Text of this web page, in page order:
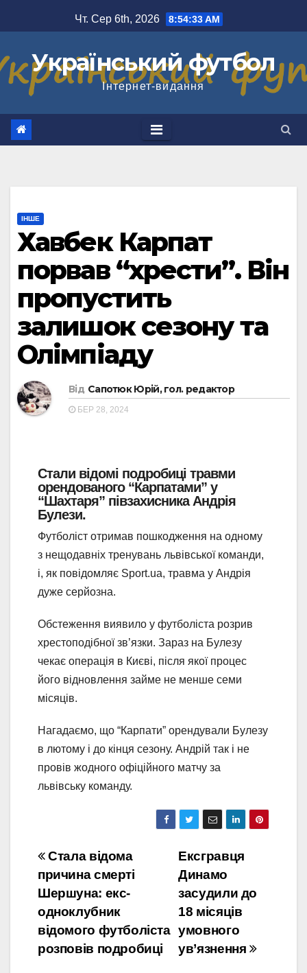
до
Чт. Сер 6th, 2026 8:54:33 AM
Український футбол
Інтернет-видання
ІНШЕ
Хавбек Карпат
порвав “хрести”. Він
пропустить
залишок сезону та
Олімпіаду
Від Сапотюк Юрій, гол. редактор
БЕР 28, 2024
Стали відомі подробиці травми
орендованого “Карпатами” у
“Шахтаря” півзахисника Андрія
Булези.
Футболіст отримав пошкодження на одному
з нещодавніх тренувань львівської команди,
і, як повідомляє Sport.ua, травма у Андрія
дуже серйозна.
Обстеження виявило у футболіста розрив
хрестоподібної зв’язки. Зараз на Булезу
чекає операція в Києві, після якої процес
його відновлення займе не менше семи
місяців.
Нагадаємо, що “Карпати” орендували Булезу
в лютому і до кінця сезону. Андрій так і не
провів жодного офіційного матчу за
львівську команду.
Навігація
записів
Ексгравця
Динамо
засудили до
18 місяців
умовного
ув’язнення
Стала відома
причина смерті
Шершуна: екс-
одноклубник
відомого футболіста
розповів подробиці